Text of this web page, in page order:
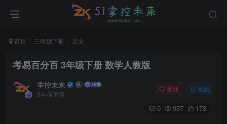
首页 三年级下册 正文
考易百分百 3年级下册 数学人教版
掌控未来
3年前更新
关注 私信
0 937 173